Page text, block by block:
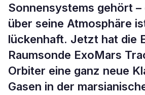
Sonnensystems gehört –
über seine Atmosphäre
lückenhaft. Jetzt hat die
Raumsonde ExoMars
Orbiter eine ganz neue
Gasen in der